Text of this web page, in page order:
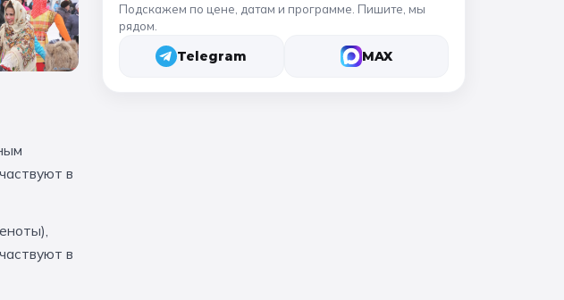
в
в
Подскажем по цене, датам и программе. Пишите, мы
рядом.
Telegram MAX